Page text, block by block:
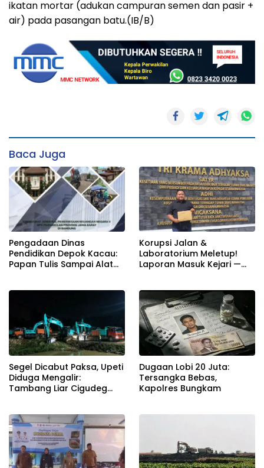
ikatan mortar (adukan campuran semen dan pasir +
air) pada pasangan batu.(IB/B)
Baca Juga
Pengadaan Dinas
Pendidikan Depok Kacau:
Papan Tulis Sampai Alat
Disembunyikan!
Korupsi Jalan &
Laboratorium Meletup!
Laporan Masuk Kejari —
Segel Dicabut Paksa, Upeti
Diduga Mengalir:
Tambang Liar Cigudeg
Dugaan Lobi 20 Juta:
Tersangka Bebas,
Kapolres Bungkam